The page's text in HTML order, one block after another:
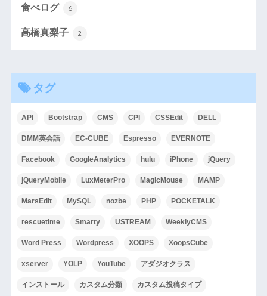
食べログ 6
高橋真梨子 2
タグ
API Bootstrap CMS CPI CSSEdit DELL
DMM英会話 EC-CUBE Espresso EVERNOTE
Facebook GoogleAnalytics hulu iPhone jQuery
jQueryMobile LuxMeterPro MagicMouse MAMP
MarsEdit MySQL nozbe PHP POCKETALK
rescuetime Smarty USTREAM WeeklyCMS
Word Press Wordpress XOOPS XoopsCube
xserver YOLP YouTube アダジオクラス
インストール カスタム分類 カスタム投稿タイプ